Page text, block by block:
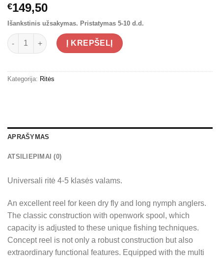
€149,50
Išankstinis užsakymas. Pristatymas 5-10 d.d.
produkto kiekis: Ritė Traper Concept
Į KREPŠELĮ
Kategorija: Ritės
APRAŠYMAS
ATSILIEPIMAI (0)
Universali ritė 4-5 klasės valams.
An excellent reel for keen dry fly and long nymph anglers.
The classic construction with openwork spool, which
capacity is adjusted to these unique fishing techniques.
Concept reel is not only a robust construction but also
extraordinary functional features. Equipped with the multi